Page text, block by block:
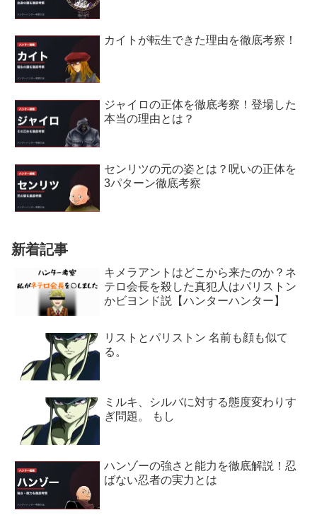
カイトが転生できた理由を徹底考察！
ジャイロの正体を徹底考察！登場した
本当の理由とは？
センリツの元の姿とは？呪いの正体を
3パターン徹底考察
新着記事
キメラアントはどこから来たのか？ネ
テロ会長を殺した真犯人はパリストン
かビヨンド説【ハンターハンター】
リストとパリストン 名前も顔も似て
る。
ミルキ、シルバに対する態度変わりす
ぎ問題。 もし
ハンゾーの強さと能力を徹底解説！忍
ばない忍者の実力とは